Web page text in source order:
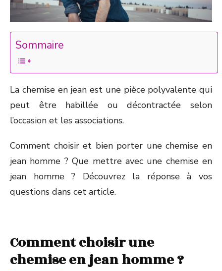
Sommaire
La chemise en jean est une pièce polyvalente qui
peut être habillée ou décontractée selon
l’occasion et les associations.
Comment choisir et bien porter une chemise en
jean homme ? Que mettre avec une chemise en
jean homme ? Découvrez la réponse à vos
questions dans cet article.
Comment choisir une
chemise en jean homme ?